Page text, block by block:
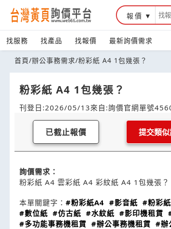
報價
找服務 找產品 找報價 最新詢價需求
首頁/辦公事務需求/粉彩紙 A4 1包幾張？
粉彩紙 A4 1包幾張？
刊登日:2026/05/13來自:詢價官網單號
已截止報價 提交類
詢價需求：
粉彩紙 A4 雲彩紙 A4 彩紋紙 A4 1包幾張？
本單關鍵字： #粉彩紙A4 #影音紙 #粉彩紙
#數位紙 #仿古紙 #水紋紙 #影印機租賃
#多功能事務機租賃 #辦公事務機租賃 #辦